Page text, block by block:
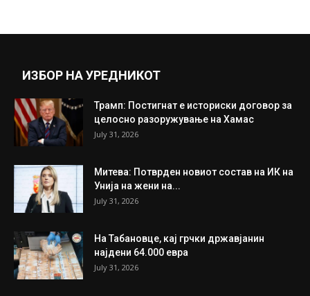
ИЗБОР НА УРЕДНИКОТ
Трамп: Постигнат е историски договор за
целосно разоружување на Хамас
July 31, 2026
Митева: Потврден новиот состав на ИК на
Унија на жени на...
July 31, 2026
На Табановце, кај грчки државјанин
најдени 64.000 евра
July 31, 2026